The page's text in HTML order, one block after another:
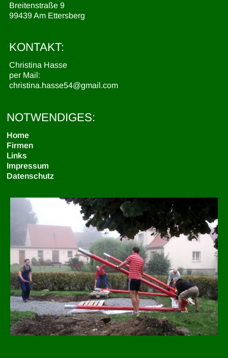
Breitenstraße 9
99439 Am Ettersberg
KONTAKT:
Christina Hasse
per Mail:
christina.hasse54@gmail.com
NOTWENDIGES:
Home
Firmen
Links
Impressum
Datenschutz